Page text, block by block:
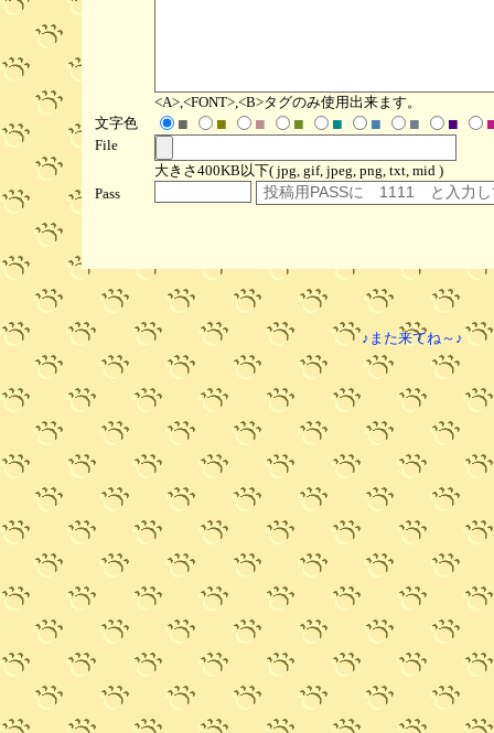
<A>,<FONT>,<B>タグのみ使用出来ます。
文字色
■ ■ ■ ■ ■ ■ ■ ■
File
大きさ400KB以下( jpg, gif, jpeg, png, txt, mid )
Pass
♪また来てね～♪